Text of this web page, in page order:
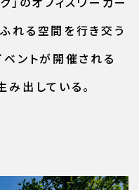
れる空間を行き交う
ントが開催される
出している。